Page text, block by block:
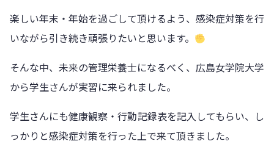
楽しい年末・年始を過ごして頂けるよう、感染症対策を行
いながら引き続き頑張りたいと思います。
そんな中、未来の管理栄養士になるべく、広島女学院大学
から学生さんが実習に来られました。
学生さんにも健康観察・行動記録表を記入してもらい、し
っかりと感染症対策を行った上で来て頂きました。